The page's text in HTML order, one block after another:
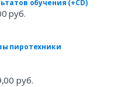
обучения (+CD)
руб.
пиротехники
руб.